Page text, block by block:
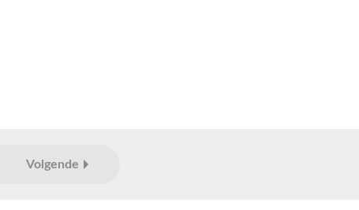
Volgende